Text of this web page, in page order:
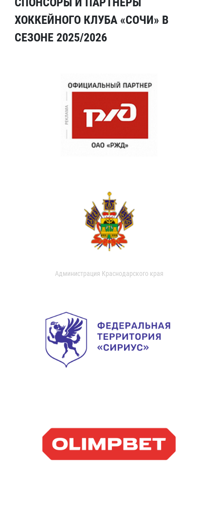
ХОККЕЙНОГО КЛУБА «СОЧИ» В
СЕЗОНЕ 2025/2026
Администрация Краснодарского края